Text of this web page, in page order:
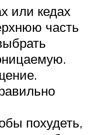
или кедах
часть
похудеть,